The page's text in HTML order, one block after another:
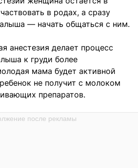
в родах, а сразу
— начать общаться с ним.
анестезия делает процесс
к груди более
мама будет активной
не получит с молоком
препаратов.